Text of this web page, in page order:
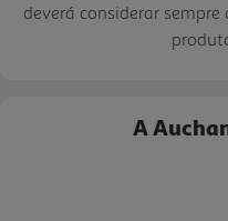
deverá considerar
A